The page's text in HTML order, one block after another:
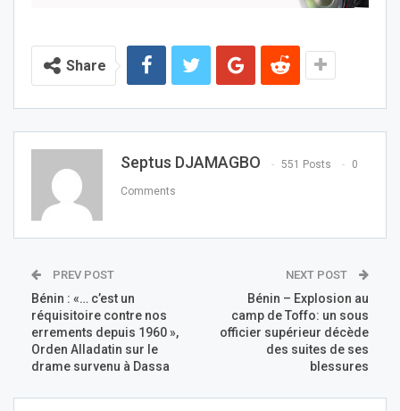
Share
Septus DJAMAGBO 551 Posts 0
Comments
PREV POST
Bénin : «… c’est un
réquisitoire contre nos
errements depuis 1960 »,
Orden Alladatin sur le
drame survenu à Dassa
NEXT POST
Bénin – Explosion au
camp de Toffo: un sous
officier supérieur décède
des suites de ses
blessures